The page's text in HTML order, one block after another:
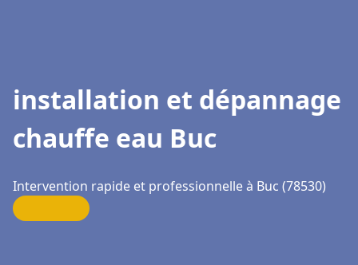
installation et dépannage
chauffe eau Buc
Intervention rapide et professionnelle à Buc (78530)